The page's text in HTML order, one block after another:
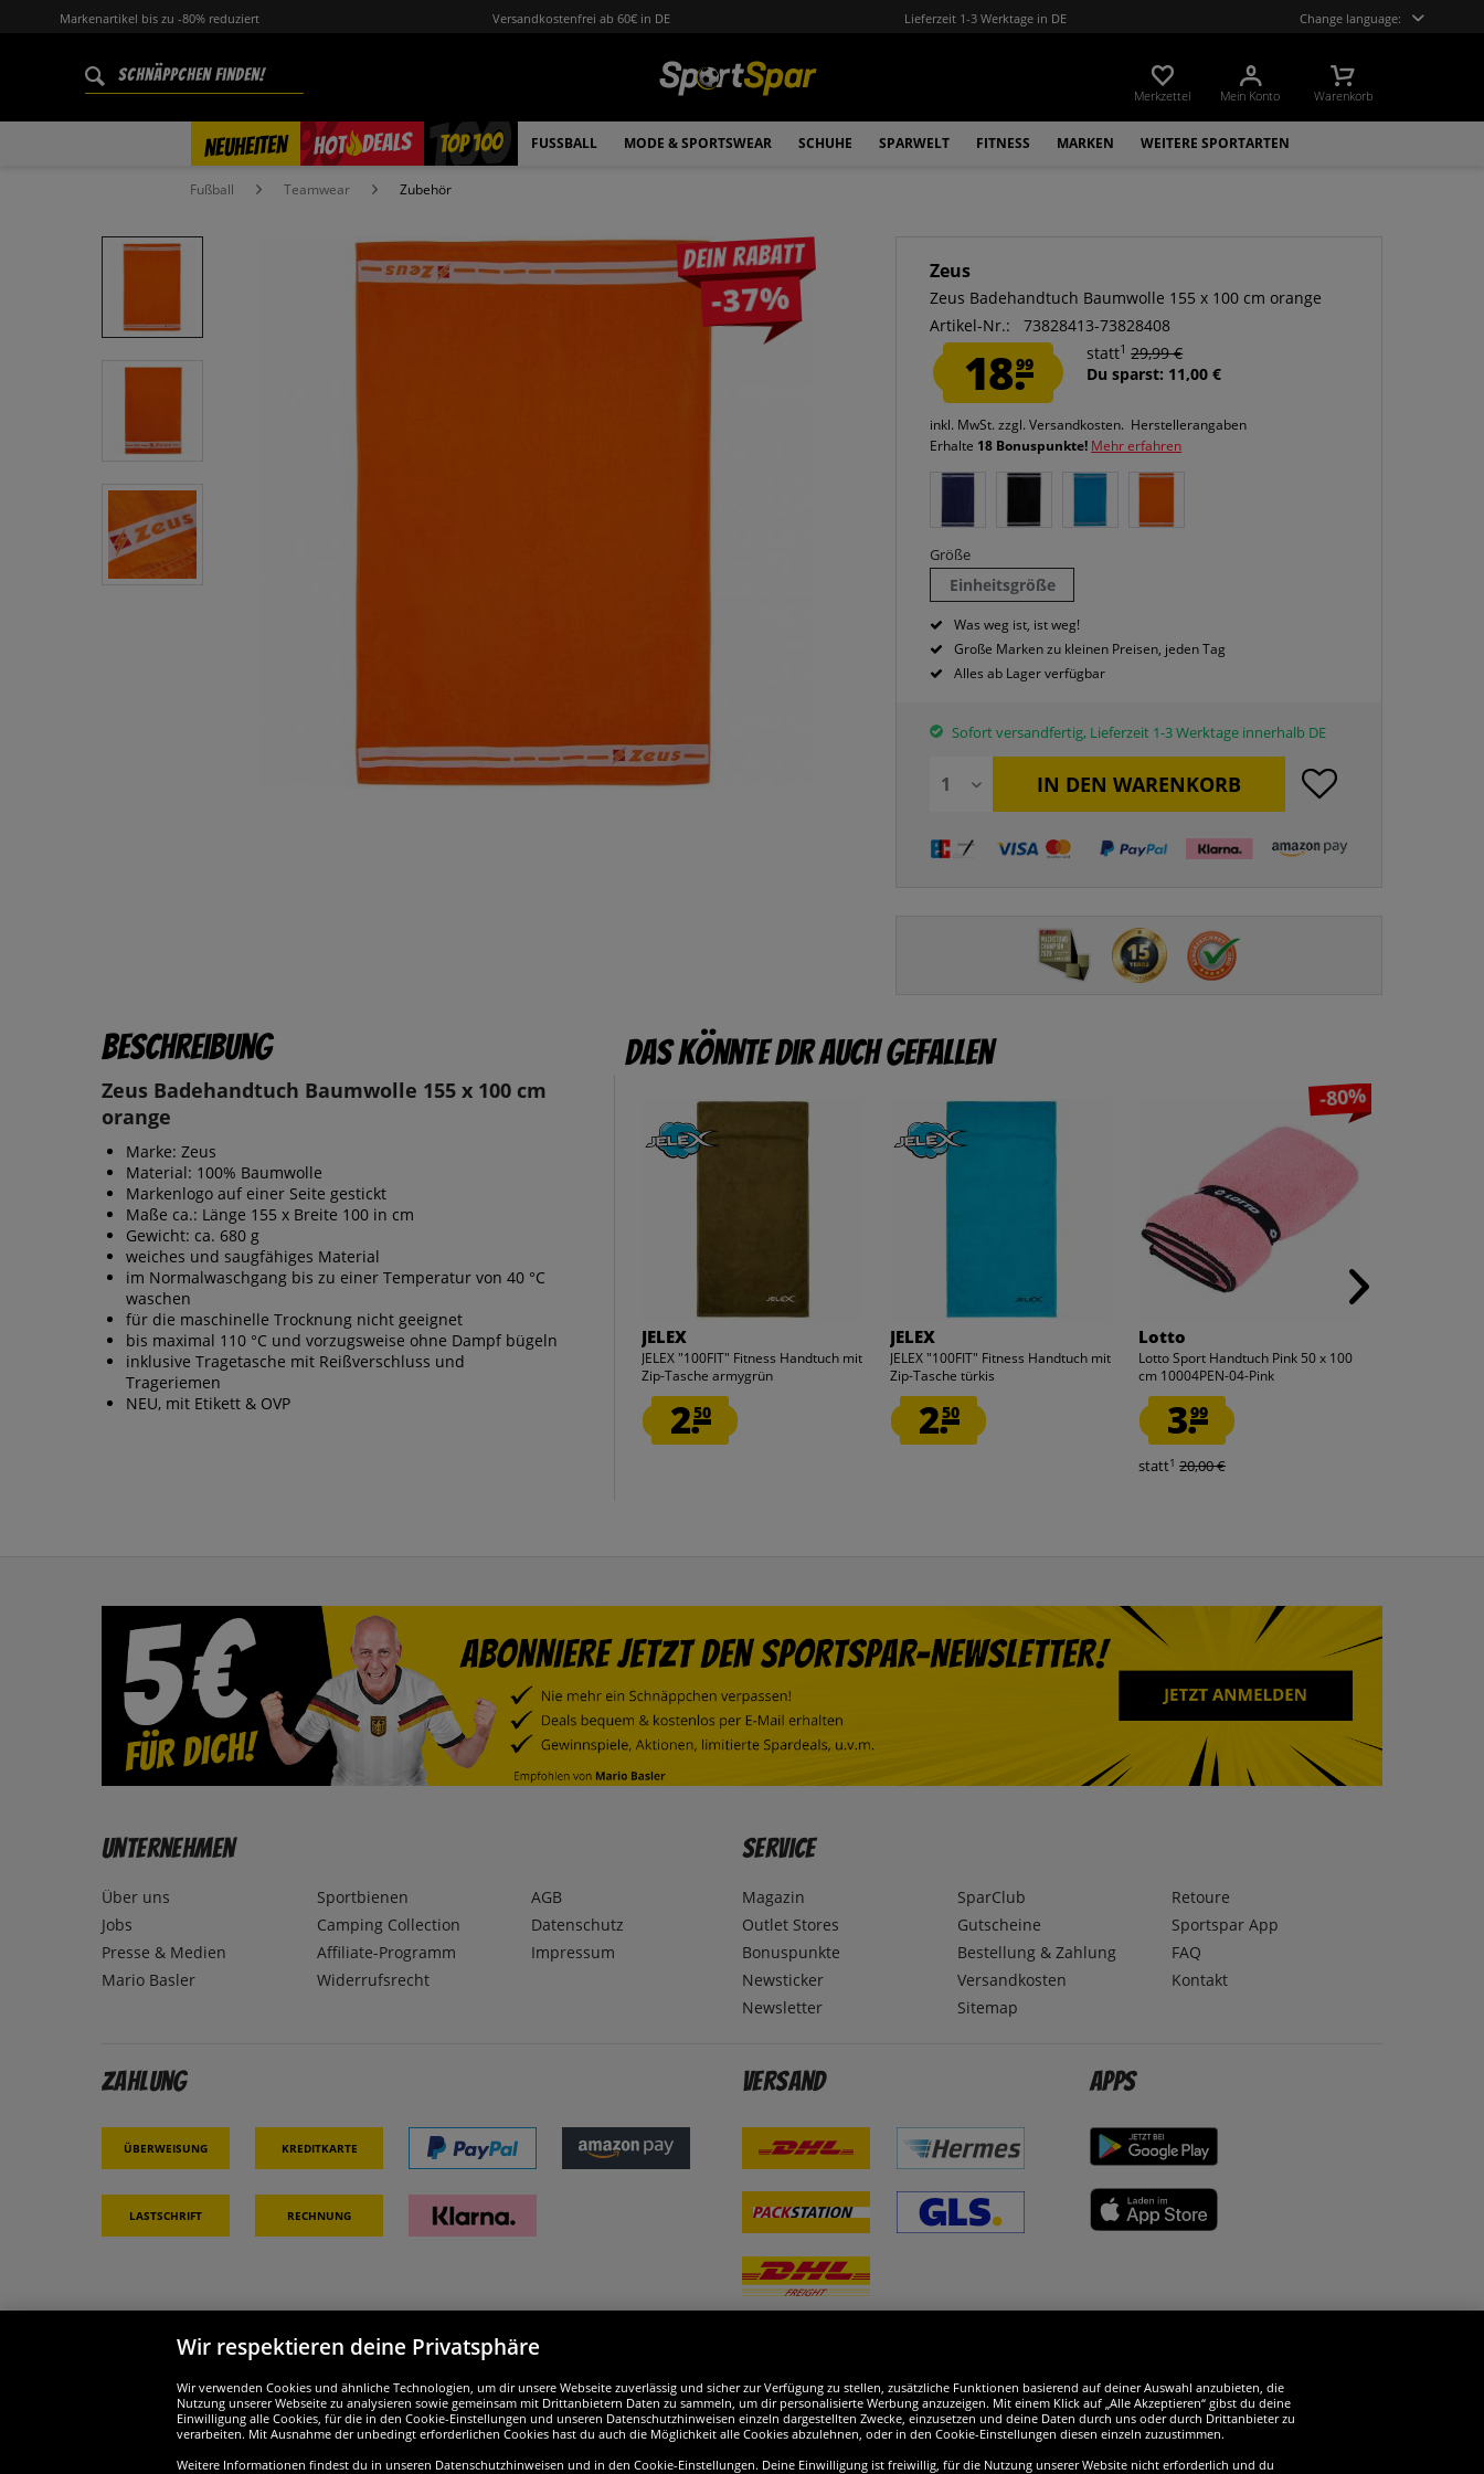
Markenartikel bis zu -80% reduziert Versandkostenfrei ab 60€ in DE Lieferzeit 1-3 Werktage in DE Change language:
Merkzettel Mein Konto Warenkorb
NEUHEITEN HOT DEALS
% TOP 100 FUSSBALL MODE & SPORTSWEAR SCHUHE SPARWELT FITNESS MARKEN WEITERE SPORTARTEN
Fußball Teamwear Zubehör
Dein Rabatt
-37%
Zeus
Zeus Badehandtuch Baumwolle 155 x 100 cm orange
Artikel-Nr.:
73828413-73828408
18.99
statt1 29,99 €
Du sparst: 11,00 €
inkl. MwSt.zzgl. Versandkosten. Herstellerangaben
Erhalte 18 Bonuspunkte! Mehr erfahren
Größe
Einheitsgröße
Was weg ist, ist weg!
Große Marken zu kleinen Preisen, jeden Tag
Alles ab Lager verfügbar
Sofort versandfertig, Lieferzeit 1-3 Werktage innerhalb DE
IN DEN WARENKORB
Beschreibung
Zeus Badehandtuch Baumwolle 155 x 100 cm
orange
Marke: Zeus
Material: 100% Baumwolle
Markenlogo auf einer Seite gestickt
Maße ca.: Länge 155 x Breite 100 in cm
Gewicht: ca. 680 g
weiches und saugfähiges Material
im Normalwaschgang bis zu einer Temperatur von 40 °C
waschen
für die maschinelle Trocknung nicht geeignet
bis maximal 110 °C und vorzugsweise ohne Dampf bügeln
inklusive Tragetasche mit Reißverschluss und
Trageriemen
NEU, mit Etikett & OVP
Das könnte dir auch gefallen
JELEX
JELEX "100FIT" Fitness Handtuch mit
Zip-Tasche armygrün
2.50
JELEX
JELEX "100FIT" Fitness Handtuch mit
Zip-Tasche türkis
2.50
-80%
Lotto
Lotto Sport Handtuch Pink 50 x 100
cm 10004PEN-04-Pink
3.99
statt1 20,00 €
Unternehmen
Über uns
Jobs
Presse & Medien
Mario Basler
Sportbienen
Camping Collection
Affiliate-Programm
Widerrufsrecht
AGB
Datenschutz
Impressum
Service
Magazin
Outlet Stores
Bonuspunkte
Newsticker
Newsletter
SparClub
Gutscheine
Bestellung & Zahlung
Versandkosten
Sitemap
Retoure
Sportspar App
FAQ
Kontakt
Zahlung
Überweisung Kreditkarte
Lastschrift Rechnung
Versand Apps
Partner & Sicherheit Wir sind ausgezeichnet
Wir respektieren deine Privatsphäre
Wir verwenden Cookies und ähnliche Technologien, um dir unsere Webseite zuverlässig und sicher zur Verfügung zu stellen, zusätzliche Funktionen basierend auf deiner Auswahl anzubieten, die
Nutzung unserer Webseite zu analysieren sowie gemeinsam mit Drittanbietern Daten zu sammeln, um dir personalisierte Werbung anzuzeigen. Mit einem Klick auf „Alle Akzeptieren“ gibst du deine
Einwilligung alle Cookies, für die in den Cookie-Einstellungen und unseren Datenschutzhinweisen einzeln dargestellten Zwecke, einzusetzen und deine Daten durch uns oder durch Drittanbieter zu
verarbeiten. Mit Ausnahme der unbedingt erforderlichen Cookies hast du auch die Möglichkeit alle Cookies abzulehnen, oder in den Cookie-Einstellungen diesen einzeln zuzustimmen.
Weitere Informationen findest du in unseren Datenschutzhinweisen und in den Cookie-Einstellungen. Deine Einwilligung ist freiwillig, für die Nutzung unserer Website nicht erforderlich und du